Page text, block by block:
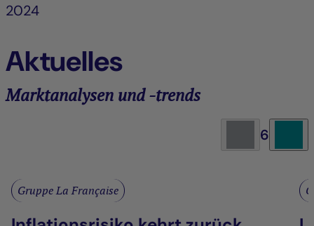
2024
Aktuelles
Marktanalysen und -trends
6
Gruppe La Française